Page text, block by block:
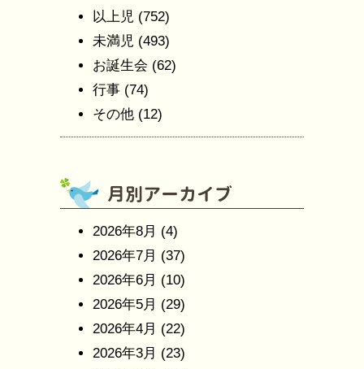
以上児 (752)
未満児 (493)
お誕生会 (62)
行事 (74)
その他 (12)
2026年8月 (4)
2026年7月 (37)
2026年6月 (10)
2026年5月 (29)
2026年4月 (22)
2026年3月 (23)